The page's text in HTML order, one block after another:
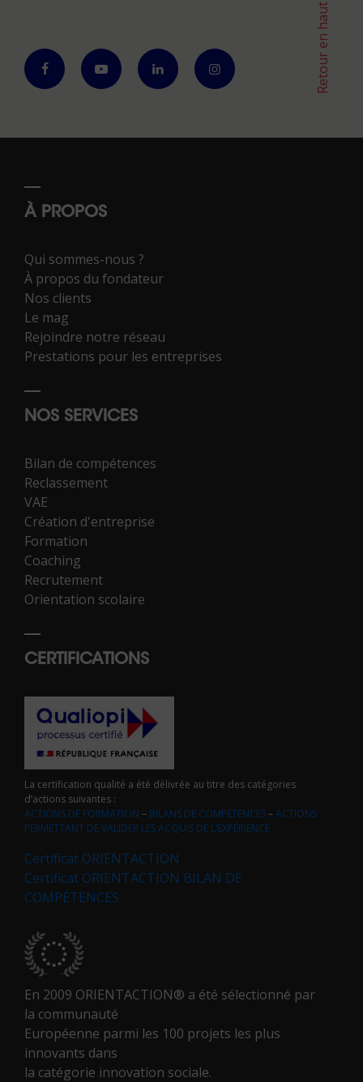
Retour en haut
À PROPOS
Qui sommes-nous ?
À propos du fondateur
Nos clients
Le mag
Rejoindre notre réseau
Prestations pour les entreprises
NOS SERVICES
Bilan de compétences
Reclassement
VAE
Création d'entreprise
Formation
Coaching
Recrutement
Orientation scolaire
CERTIFICATIONS
La certification qualité a été délivrée au titre des catégories
d’actions suivantes :
ACTIONS DE FORMATION – BILANS DE COMPÉTENCES–ACTIONS
PERMETTANT DE VALIDER LES ACQUIS DE L’EXPÉRIENCE
Certificat ORIENTACTION
Certificat ORIENTACTION BILAN DE
COMPÉTENCES
En 2009 ORIENTACTION® a été sélectionné par
la communauté
Européenne parmi les 100 projets les plus
innovants dans
la catégorie innovation sociale.